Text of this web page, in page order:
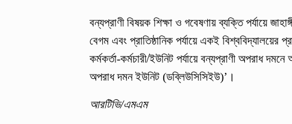
বন্যপ্রাণী বিষয়ক শিক্ষা ও গবেষণায় ব্যক্তি পর্যায়ে
বেগম এবং প্রাতিষ্ঠানিক পর্যায়ে একই
কর্মকর্তা-কর্মচারী/ইউনিট পর্যায়ে বন্যপ্রাণী অপরাধ
অপরাধ দমন ইউনিট (ডব্লিউসিসিইউ)’।
আরটিভি/এমএম